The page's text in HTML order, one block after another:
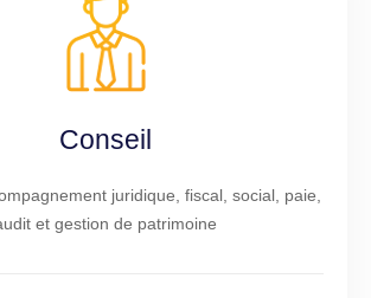
Conseil
juridique, fiscal, social, paie,
et gestion de patrimoine